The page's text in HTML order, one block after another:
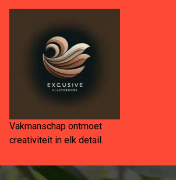
Spring
Vakmanschap ontmoet
creativiteit in elk detail.